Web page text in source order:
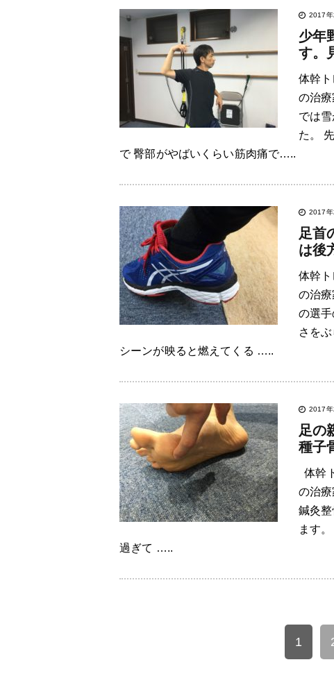
2017年
少年
す。
体幹
の治
では
た。
で 臀部がやばいくらい筋肉痛で…..
2017年
足首
は後
体幹
の治
の選
さを
シーンが映ると燃えてくる …..
2017年
足の
種子
体幹
の治
鍼灸
ます
過ぎて …..
1